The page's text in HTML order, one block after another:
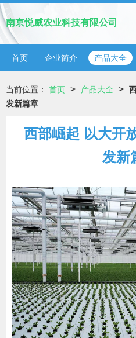
南京悦威农业科技有限公司
首页 企业简介 产品大全
当前位置： 首页 > 产品大全 >
发新篇章
西部崛起 以大开
发新